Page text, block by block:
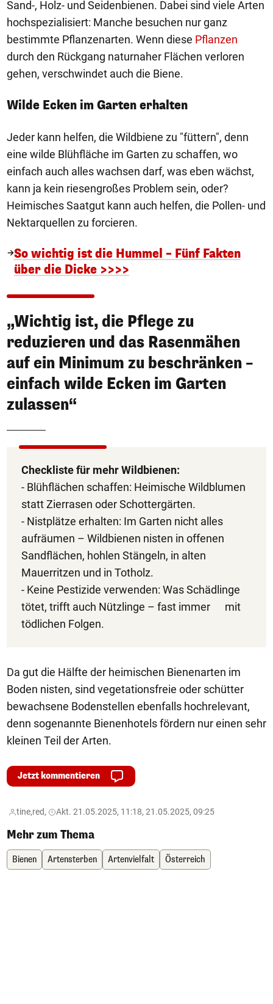
Sand-, Holz- und Seidenbienen. Dabei sind viele Arten
hochspezialisiert: Manche besuchen nur ganz
bestimmte Pflanzenarten. Wenn diese Pflanzen
durch den Rückgang naturnaher Flächen verloren
gehen, verschwindet auch die Biene.
Wilde Ecken im Garten erhalten
Jeder kann helfen, die Wildbiene zu "füttern", denn
eine wilde Blühfläche im Garten zu schaffen, wo
einfach auch alles wachsen darf, was eben wächst,
kann ja kein riesengroßes Problem sein, oder?
Heimisches Saatgut kann auch helfen, die Pollen- und
Nektarquellen zu forcieren.
So wichtig ist die Hummel – Fünf Fakten
über die Dicke >>>>
„Wichtig ist, die Pflege zu
reduzieren und das Rasenmähen
auf ein Minimum zu beschränken –
einfach wilde Ecken im Garten
zulassen“
Checkliste für mehr Wildbienen:
- Blühflächen schaffen: Heimische Wildblumen
statt Zierrasen oder Schottergärten.
- Nistplätze erhalten: Im Garten nicht alles
aufräumen – Wildbienen nisten in offenen
Sandflächen, hohlen Stängeln, in alten
Mauerritzen und in Totholz.
- Keine Pestizide verwenden: Was Schädlinge
tötet, trifft auch Nützlinge – fast immer mit
tödlichen Folgen.
Da gut die Hälfte der heimischen Bienenarten im
Boden nisten, sind vegetationsfreie oder schütter
bewachsene Bodenstellen ebenfalls hochrelevant,
denn sogenannte Bienenhotels fördern nur einen sehr
kleinen Teil der Arten.
Jetzt kommentieren
tine,red, Akt. 21.05.2025, 11:18, 21.05.2025, 09:25
Mehr zum Thema
Bienen Artensterben Artenvielfalt Österreich